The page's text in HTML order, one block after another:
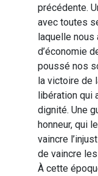
précédente.
avec toutes
laquelle
d’économie
poussé nos
la victoire de
libération qui
dignité. Une
honneur, qui
vaincre
de vaincre
À cette